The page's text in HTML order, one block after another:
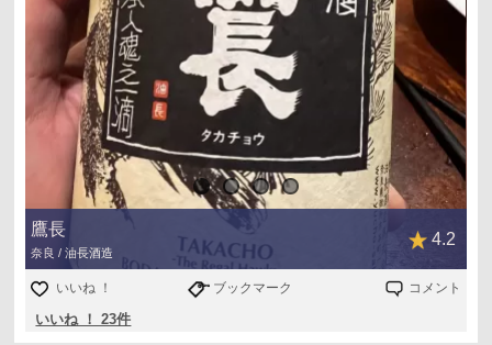
鷹長
奈良 / 油長酒造
4.2
いいね ！ ブックマーク コメント
いいね ！ 23件